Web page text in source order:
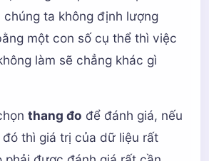
ta không định lượng
một con số cụ thể thì việc
làm sẽ chẳng khác gì
thang đo để đánh giá, nếu
thì giá trị của dữ liệu rất